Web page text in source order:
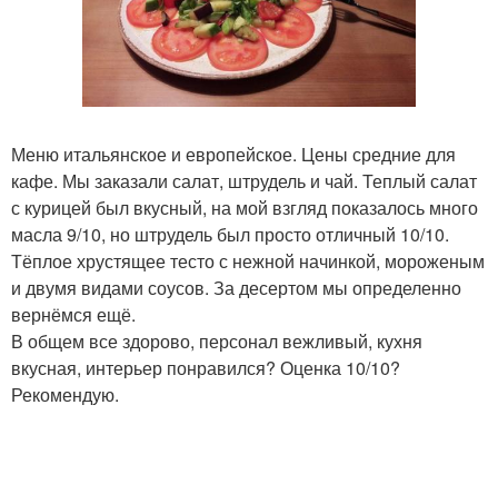
Меню итальянское и европейское. Цены средние для
кафе. Мы заказали салат, штрудель и чай. Теплый салат
с курицей был вкусный, на мой взгляд показалось много
масла 9/10, но штрудель был просто отличный 10/10.
Тёплое хрустящее тесто с нежной начинкой, мороженым
и двумя видами соусов. За десертом мы определенно
вернёмся ещё.
В общем все здорово, персонал вежливый, кухня
вкусная, интерьер понравился? Оценка 10/10?
Рекомендую.